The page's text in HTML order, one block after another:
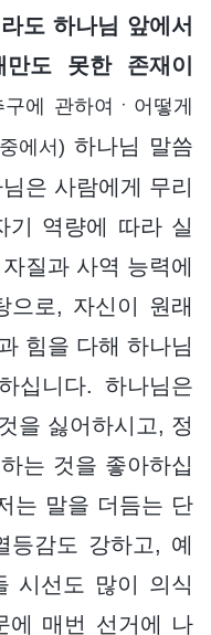
도 하나님 앞에서
도 못한 존재이
에 관하여ㆍ어떻게
에서) 하나님 말씀
은 사람에게 무리
기 역량에 따라 실
질과 사역 능력에
으로, 자신이 원래
힘을 다해 하나님
십니다. 하나님은
을 싫어하시고, 정
는 것을 좋아하십
는 말을 더듬는 단
등감도 강하고, 예
시선도 많이 의식
에 매번 선거에 나